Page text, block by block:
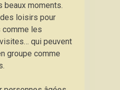
beaux moments.
loisirs pour
comme les
qui peuvent
groupe comme